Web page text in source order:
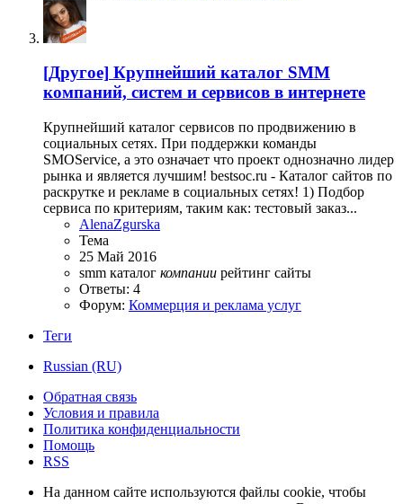
[Другое] Крупнейший каталог SMM
компаний, систем и сервисов в интернете
Крупнейший каталог сервисов по продвижению в
социальных сетях. При поддержки команды
SMOService, а это означает что проект однозначно лидер
рынка и является лучшим! bestsoc.ru - Каталог сайтов по
раскрутке и рекламе в социальных сетях! 1) Подбор
сервиса по критериям, таким как: тестовый заказ...
AlenaZgurska
Тема
25 Май 2016
smm каталог компании рейтинг сайты
Ответы: 4
Форум: Коммерция и реклама услуг
Теги
Russian (RU)
Обратная связь
Условия и правила
Политика конфиденциальности
Помощь
RSS
На данном сайте используются файлы cookie, чтобы